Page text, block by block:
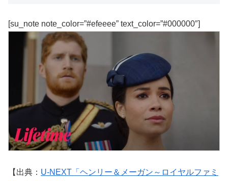
[su_note note_color=”#efeeee” text_color=”#000000″]
【出典： U-NEXT「ヘンリー＆メーガン～ロイヤルファミ